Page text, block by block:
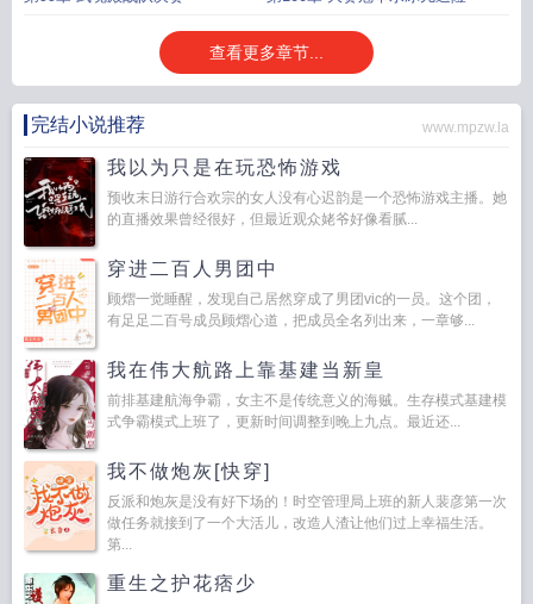
查看更多章节...
完结小说推荐 www.mpzw.la
我以为只是在玩恐怖游戏
预收末日游行合欢宗的女人没有心迟韵是一个恐怖游戏主播。她
的直播效果曾经很好，但最近观众姥爷好像看腻...
穿进二百人男团中
顾熠一觉睡醒，发现自己居然穿成了男团vic的一员。这个团，
有足足二百号成员顾熠心道，把成员全名列出来，一章够...
我在伟大航路上靠基建当新皇
前排基建航海争霸，女主不是传统意义的海贼。生存模式基建模
式争霸模式上班了，更新时间调整到晚上九点。最近还...
我不做炮灰[快穿]
反派和炮灰是没有好下场的！时空管理局上班的新人裴彦第一次
做任务就接到了一个大活儿，改造人渣让他们过上幸福生活。
第...
重生之护花痞少